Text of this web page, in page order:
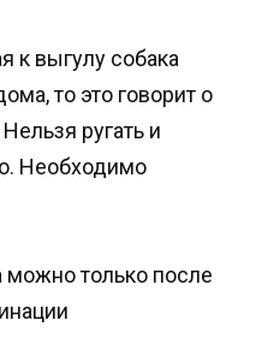
к выгулу собака
то это говорит о
ругать и
Необходимо
только после